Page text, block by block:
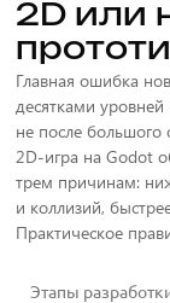
2D или
Главная ошибка
десятками
не после большого
2D-игра на Godot
трем причинам:
и коллизий,
Практическое
Этапы